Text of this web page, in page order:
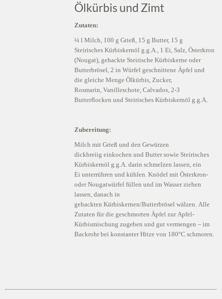
Ölkürbis und Zimt
Zutaten:
¼ l Milch, 100 g Grieß, 15 g Butter, 15 g
Steirisches Kürbiskernöl g.g.A., 1 Ei, Salz, Österkron
(Nougat), gehackte Steirische Kürbiskerne oder
Butterbrösel, 2 in Würfel geschnittene Äpfel und
die gleiche Menge Ölkürbis, Zucker,
Rosmarin, Vanilleschote, Calvados, 2-3
Butterflocken und Steirisches Kürbiskernöl g.g.A.
Zubereitung:
Milch mit Grieß und den Gewürzen
dickbreiig einkochen und Butter sowie Steirisches
Kürbiskernöl g.g.A. darin schmelzen lassen, ein
Ei unterrühren und kühlen. Knödel mit Österkron-
oder Nougatwürfel füllen und im Wasser ziehen
lassen, danach in
gehackten Kürbiskernen/Butterbrösel wälzen. Alle
Zutaten für die geschmorten Äpfel zur Apfel-
Kürbismischung zugeben und gut vermengen – im
Backrohr bei konstanter Hitze von 180°C schmoren.